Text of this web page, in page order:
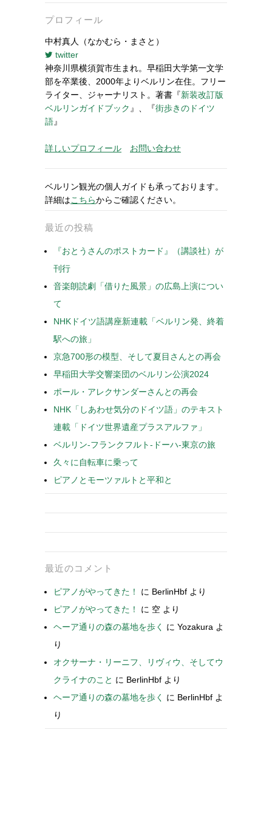
プロフィール
中村真人（なかむら・まさと）
twitter
神奈川県横須賀市生まれ。早稲田大学第一文学
部を卒業後、2000年よりベルリン在住。フリー
ライター、ジャーナリスト。著書『新装改訂版
ベルリンガイドブック 』、『街歩きのドイツ
語』
詳しいプロフィール お問い合わせ
ベルリン観光の個人ガイドも承っております。
詳細はこちらからご確認ください。
最近の投稿
『おとうさんのポストカード』（講談社）が
刊行
音楽朗読劇「借りた風景」の広島上演につい
て
NHKドイツ語講座新連載「ベルリン発、終着
駅への旅」
京急700形の模型、そして夏目さんとの再会
早稲田大学交響楽団のベルリン公演2024
ポール・アレクサンダーさんとの再会
NHK「しあわせ気分のドイツ語」のテキスト
連載「ドイツ世界遺産プラスアルファ」
ベルリン-フランクフルト-ドーハ-東京の旅
久々に自転車に乗って
ピアノとモーツァルトと平和と
最近のコメント
ピアノがやってきた！ に BerlinHbf より
ピアノがやってきた！
に 空 より
ヘーア通りの森の墓地を歩く
に Yozakura よ
り
オクサーナ・リーニフ、リヴィウ、そしてウ
クライナのこと に BerlinHbf より
ヘーア通りの森の墓地を歩く
に BerlinHbf よ
り